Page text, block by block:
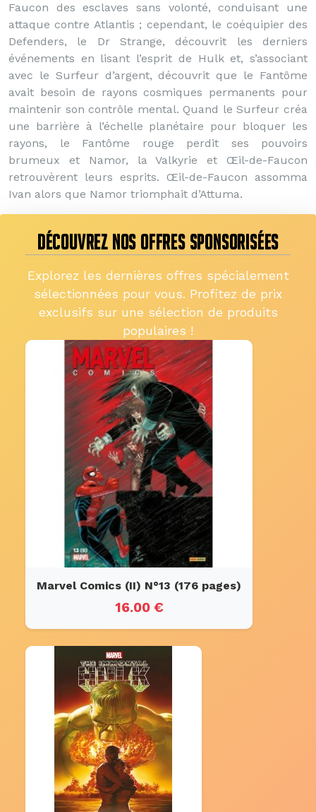
Faucon des esclaves sans volonté, conduisant une
attaque contre Atlantis ; cependant, le coéquipier des
Defenders, le Dr Strange, découvrit les derniers
événements en lisant l’esprit de Hulk et, s’associant
avec le Surfeur d’argent, découvrit que le Fantôme
avait besoin de rayons cosmiques permanents pour
maintenir son contrôle mental. Quand le Surfeur créa
une barrière à l’échelle planétaire pour bloquer les
rayons, le Fantôme rouge perdit ses pouvoirs
brumeux et Namor, la Valkyrie et Œil-de-Faucon
retrouvèrent leurs esprits. Œil-de-Faucon assomma
Ivan alors que Namor triomphait d’Attuma.
DÉCOUVREZ NOS OFFRES SPONSORISÉES
Explorez les dernières offres spécialement
sélectionnées pour vous. Profitez de prix
exclusifs sur une sélection de produits
populaires !
Marvel Comics (II) N°13 (176 pages)
16.00 €